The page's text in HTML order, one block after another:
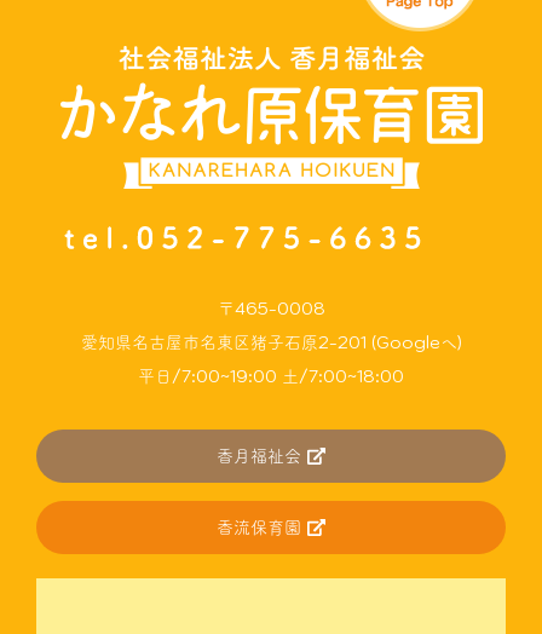
〒465-0008
愛知県名古屋市名東区猪子石原2-201 (Googleへ)
平日/7:00~19:00 土/7:00~18:00
香月福祉会
香流保育園